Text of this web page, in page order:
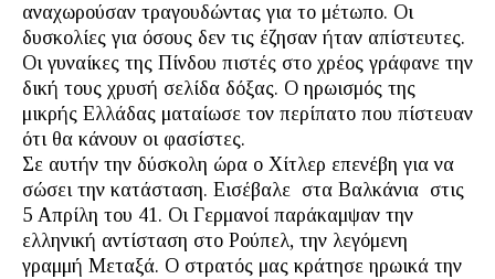
αναχωρούσαν τραγουδώντας για το μέτωπο. Οι
δυσκολίες για όσους δεν τις έζησαν ήταν απίστευτες.
Οι γυναίκες της Πίνδου πιστές στο χρέος γράφανε την
δική τους χρυσή σελίδα δόξας. Ο ηρωισμός της
μικρής Ελλάδας ματαίωσε τον περίπατο που πίστευαν
ότι θα κάνουν οι φασίστες.
Σε αυτήν την δύσκολη ώρα ο Χίτλερ επενέβη για να
σώσει την κατάσταση. Εισέβαλε στα Βαλκάνια στις
5 Απρίλη του 41. Οι Γερμανοί παράκαμψαν την
ελληνική αντίσταση στο Ρούπελ, την λεγόμενη
γραμμή Μεταξά. Ο στρατός μας κράτησε ηρωικά την